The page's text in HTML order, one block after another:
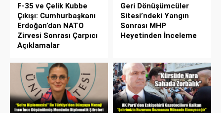
F-35 ve Çelik Kubbe
Çıkışı: Cumhurbaşkanı
Erdoğan’dan NATO
Zirvesi Sonrası Çarpıcı
Açıklamalar
Geri Dönüşümcüler
Sitesi’ndeki Yangın
Sonrası MHP
Heyetinden İnceleme